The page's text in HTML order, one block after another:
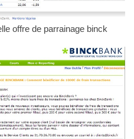
offre de parrainage binck